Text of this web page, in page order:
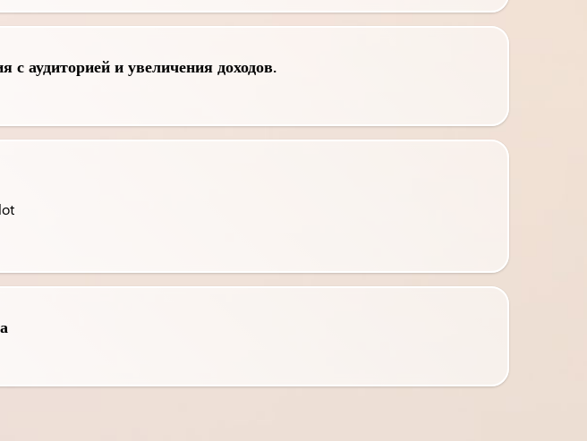
с аудиторией и увеличения доходов.